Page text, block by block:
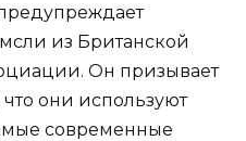
из Британской
Он призывает
что они используют
современные